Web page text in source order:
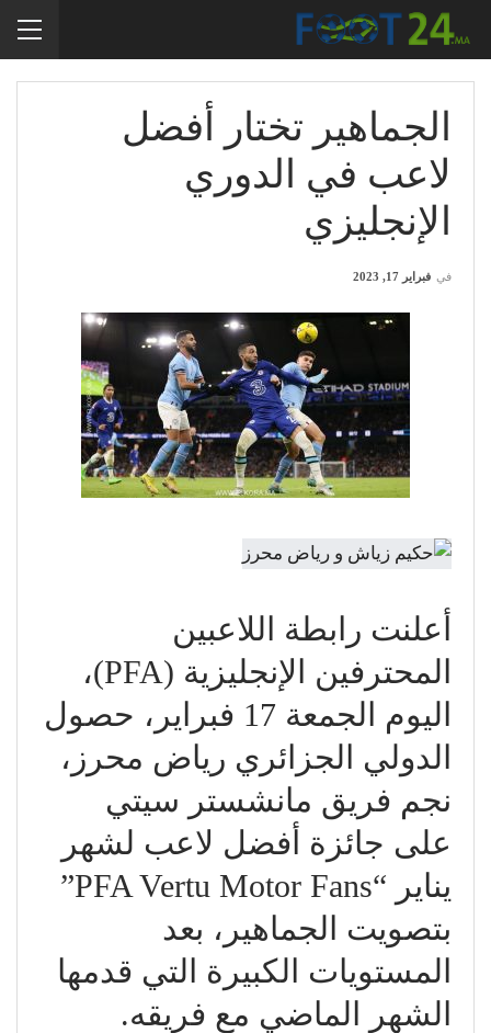
الجماهير تختار أفضل
لاعب في الدوري
الإنجليزي
في فبراير 17, 2023
أعلنت رابطة اللاعبين
المحترفين الإنجليزية (PFA)،
اليوم الجمعة 17 فبراير، حصول
الدولي الجزائري رياض محرز،
نجم فريق مانشستر سيتي
على جائزة أفضل لاعب لشهر
يناير “PFA Vertu Motor Fans”
بتصويت الجماهير، بعد
المستويات الكبيرة التي قدمها
الشهر الماضي مع فريقه.